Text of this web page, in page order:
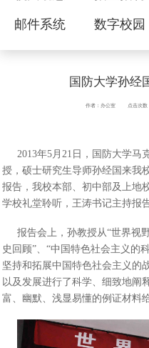
邮件系统 数字校园
国防大学孙经
作者：办公室 点击次数
2013年5月21日，国防大学马
授，硕士研究生导师孙经国来我
报告，我校本部、初中部及上地
学校礼堂聆听，王涛书记主持报
报告会上，孙教授从“世界视
史回顾”、“中国特色社会主义的
坚持和拓展中国特色社会主义的
以及发展进行了科学、细致地阐
富、幽默、浅显易懂的例证材料